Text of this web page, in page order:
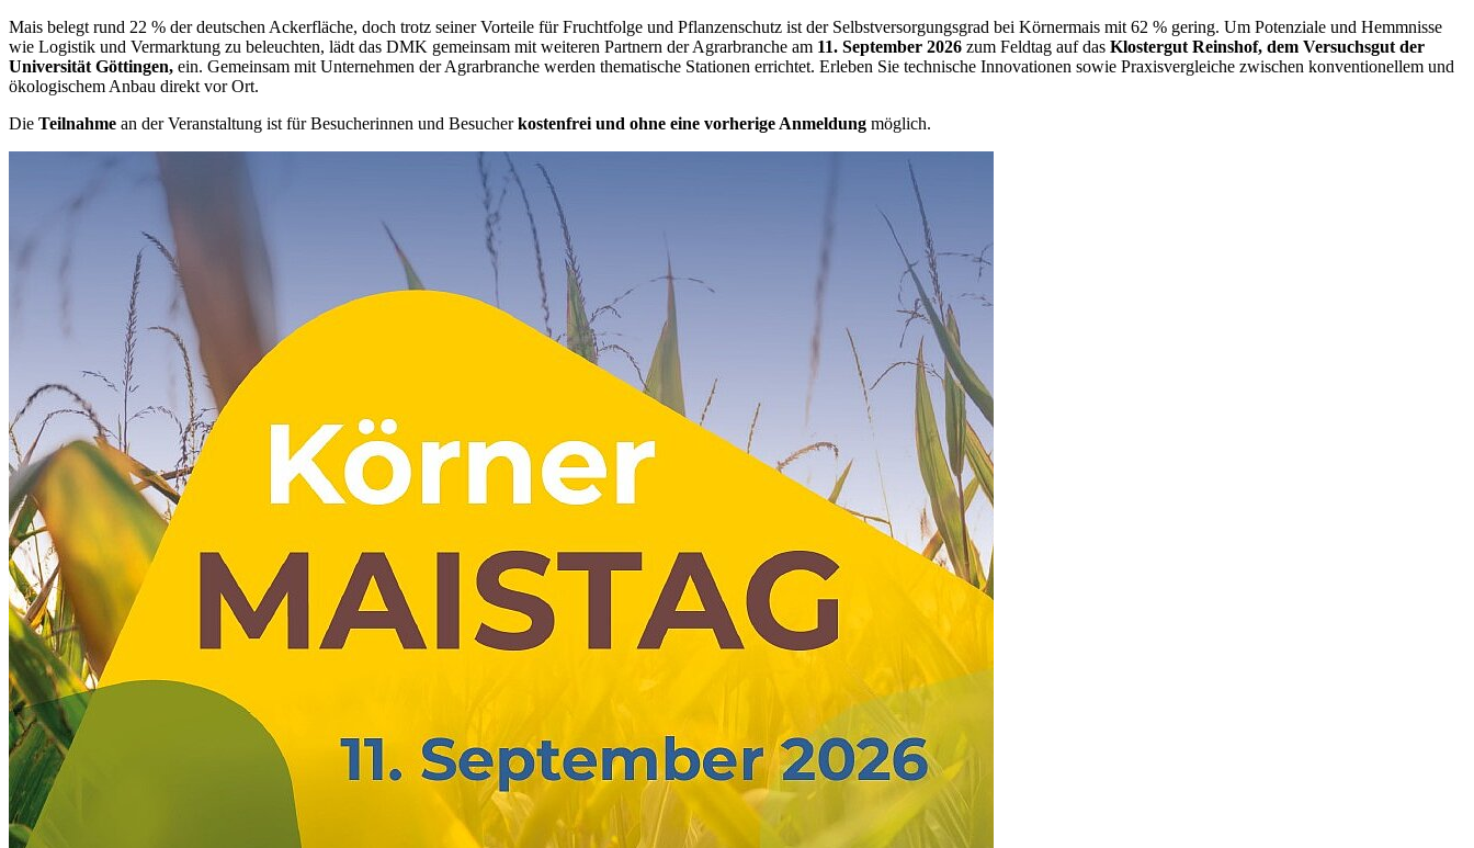
Mais belegt rund 22 % der deutschen Ackerfläche, doch trotz seiner Vorteile für Fruchtfolge und Pflanzenschutz ist der Selbstversorgungsgrad bei Körnermais mit 62 % gering. Um Potenziale und Hemmnisse
wie Logistik und Vermarktung zu beleuchten, lädt das DMK gemeinsam mit weiteren Partnern der Agrarbranche am 11. September 2026 zum Feldtag auf das Klostergut Reinshof, dem Versuchsgut der
Universität Göttingen, ein. Gemeinsam mit Unternehmen der Agrarbranche werden thematische Stationen errichtet. Erleben Sie technische Innovationen sowie Praxisvergleiche zwischen konventionellem und
ökologischem Anbau direkt vor Ort.
Die Teilnahme an der Veranstaltung ist für Besucherinnen und Besucherkostenfrei und ohne eine vorherige Anmeldung möglich.